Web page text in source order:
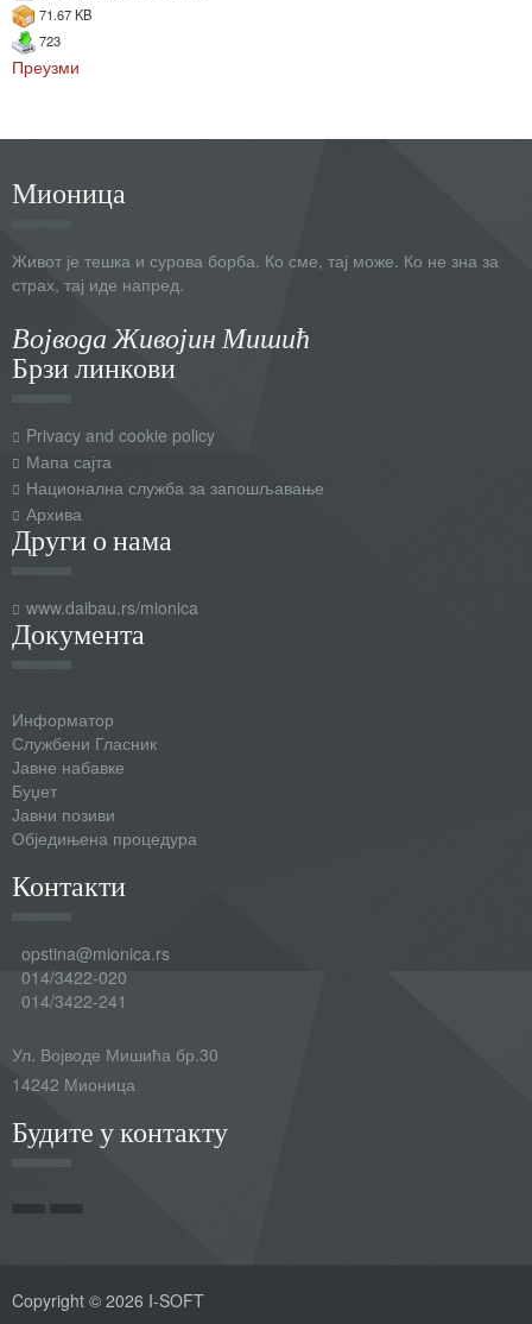
71.67 KB
723
Преузми
Мионица
Живот је тешка и сурова борба. Ко сме, тај може. Ко не зна за
страх, тај иде напред.
Војвода Живојин Мишић
Брзи линкови
Privacy and cookie policy
Мапа сајта
Национална служба за запошљавање
Архива
Други о нама
www.daibau.rs/mionica
Документа
Информатор
Службени Гласник
Јавне набавке
Буџет
Јавни позиви
Обједињена процедура
Контакти
opstina@mionica.rs
014/3422-020
014/3422-241
Ул. Војводе Мишића бр.30
14242 Мионица
Будите у контакту
Copyright © 2026 I-SOFT